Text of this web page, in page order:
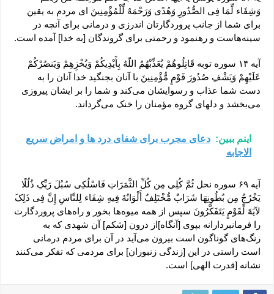
وَشِفَاء لِّمَا فِی الصُّدُورِ وَهُدًى وَرَحْمَهٌ لِّلْمُؤْمِنِینَ اى مردم به یقین
براى شما از جانب پروردگارتان اندرزى و درمانى براى آنچه در
سینه‏‌هاست و رهنمود و رحمتى براى گروندگان [به خدا] آمده است.
آیه ۱۴ سوره توبه قَاتِلُوهُمْ یُعَذِّبْهُمُ اللّهُ بِأَیْدِیکُمْ وَیُخْزِهِمْ وَیَنصُرْکُمْ
عَلَیْهِمْ وَیَشْفِ صُدُورَ قَوْمٍ مُّؤْمِنِینَ با آنان بجنگید خدا آنان را به
دست‏ شما عذاب و رسوایشان مى‏‌کند و شما را بر ایشان پیروزى
مى‏‌بخشد و دلهاى گروه مؤمنان را خنک مى‏‌گرداند.
اینم ببین: دعای مجرب برای شفای درد ها و امراض سریع
الاجابه
آیه ۶۹ سوره نحل ثُمَّ کُلِی مِن کُلِّ الثَّمَرَاتِ فَاسْلُکِی سُبُلَ رَبِّکِ ذُلُلًا
یَخْرُجُ مِن بُطُونِهَا شَرَابٌ مُّخْتَلِفٌ أَلْوَانُهُ فِیهِ شِفَاء لِلنَّاسِ إِنَّ فِی ذَلِکَ
لآیَهً لِّقَوْمٍ یَتَفَکَّرُونَ سپس از همه میوه‏‌ها بخور و راه‌هاى پروردگارت
را فرمانبردارانه بپوى [آنگاه]از درون [شکم] آن شهدى که به
رنگ‌هاى گوناگون است بیرون مى‏‌آید در آن براى مردم درمانى
است راستى در این [زندگى زنبوران] براى مردمى که تفکر مى‏‌کنند
نشانه [قدرت الهى] است.